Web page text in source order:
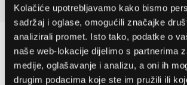
Kolačiće upotrebljavamo kako bismo
sadržaj i oglase, omogućili značajke
analizirali promet. Isto tako, podatke o
naše web-lokacije dijelimo s partnerima
medije, oglašavanje i analizu, a oni ih
drugim podacima koje ste im pružili ili
Detaljan opis
Preporučujemo za